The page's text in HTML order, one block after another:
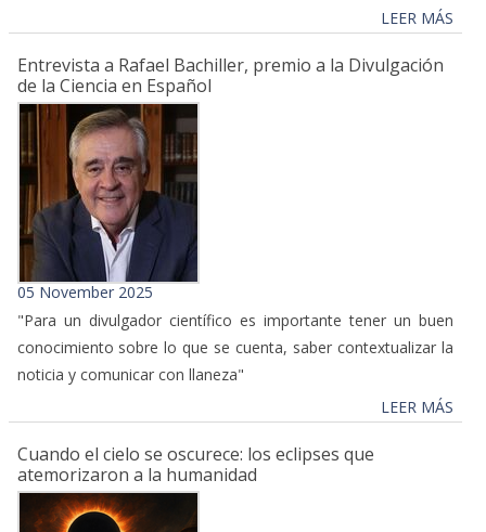
LEER MÁS
Entrevista a Rafael Bachiller, premio a la Divulgación
de la Ciencia en Español
05 November 2025
"Para un divulgador científico es importante tener un buen
conocimiento sobre lo que se cuenta, saber contextualizar la
noticia y comunicar con llaneza"
LEER MÁS
Cuando el cielo se oscurece: los eclipses que
atemorizaron a la humanidad